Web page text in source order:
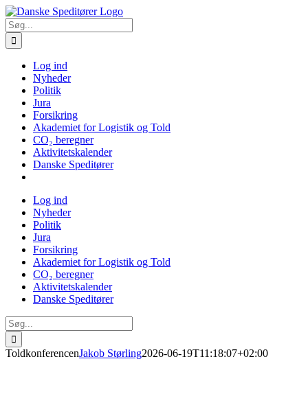
Skip
to
content
Søg
efter:
Log ind
Nyheder
Politik
Jura
Forsikring
Akademiet for Logistik og Told
CO₂ beregner
Aktivitetskalender
Danske Speditører
Log ind
Nyheder
Politik
Jura
Forsikring
Akademiet for Logistik og Told
CO₂ beregner
Aktivitetskalender
Danske Speditører
Søg
efter:
ToldkonferencenJakob Størling2026-06-19T11:18:07+02:00